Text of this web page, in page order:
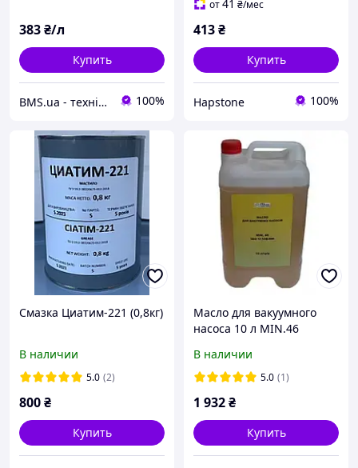
383₴/л
Купить
BMS.ua - техніка для стяжки 100%
от41 ₴/мес
413₴
Купить
Hapstone 100%
Смазка Циатим-221 (0,8кг)
В наличии
5.0 (2)
800₴
Купить
Масло для вакуумного
насоса 10 л MIN.46
В наличии
5.0 (1)
1 932₴
Купить